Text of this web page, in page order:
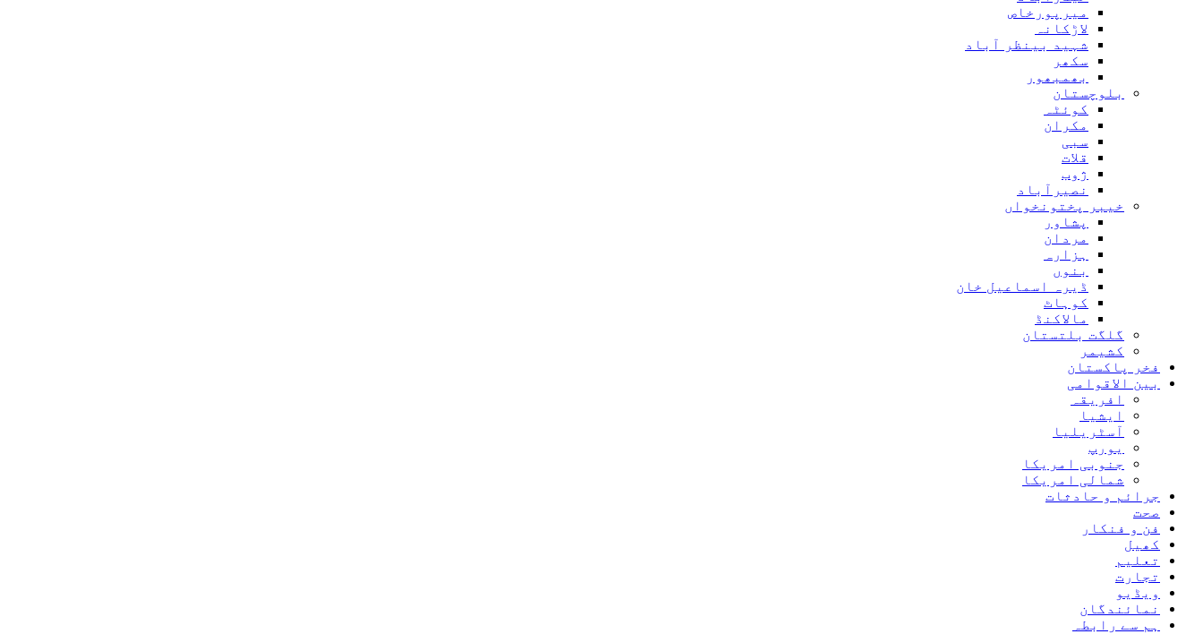
میرپورخاص
لاڑکانہ
شہید بینظر آباد
سکھر
بھمبھور
بلوچستان
کوئٹہ
مکران
سبی
قلات
ژوب
نصیرآباد
خیبر پختونخواں
پشاور
مردان
ہزارہ
بنوں
ڈیرہ اسماعیل خان
کوہاٹ
مالاکنڈ
گلگت بلتستان
کشیمر
فخر پاکستان
بین الاقوامی
افریقہ
ایشیا
آسٹریلیا
یورپ
جنوبی امریکا
شمالی امریکا
جرائم و حادثات
صحت
فن و فنکار
کھیل
تعلیم
تجارت
ویڈیو
نمائندگان
ہم سے رابطہ